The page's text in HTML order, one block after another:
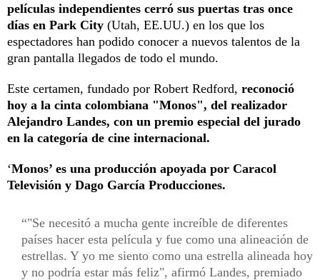
películas independientes cerró sus puertas tras once
días en Park City (Utah, EE.UU.) en los que los
espectadores han podido conocer a nuevos talentos de la
gran pantalla llegados de todo el mundo.
Este certamen, fundado por Robert Redford, reconoció
hoy a la cinta colombiana "Monos", del realizador
Alejandro Landes, con un premio especial del jurado
en la categoría de cine internacional.
‘Monos’ es una producción apoyada por Caracol
Televisión y Dago García Producciones.
"Se necesitó a mucha gente increíble de diferentes
países hacer esta película y fue como una alineación de
estrellas. Y yo me siento como una estrella alineada hoy
y no podría estar más feliz", afirmó Landes, premiado